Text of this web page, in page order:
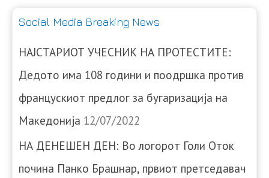
Social Media Breaking News
НАЈСТАРИОТ УЧЕСНИК НА ПРОТЕСТИТЕ:
Дедото има 108 години и поодршка против
францускиот предлог за бугаризација на
Македонија 12/07/2022
НА ДЕНЕШЕН ДЕН: Во логорот Голи Оток
почина Панко Брашнар, првиот претседавач